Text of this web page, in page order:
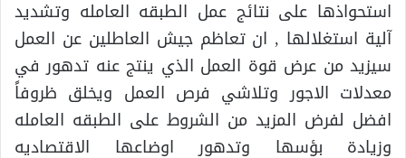
استحواذها على نتائج عمل الطبقه العامله وتشديد
آلية استغلالها , ان تعاظم جيش العاطلين عن العمل
سيزيد من عرض قوة العمل الذي ينتج عنه تدهور في
معدلات الاجور وتلاشي فرص العمل ويخلق ظروفاً
افضل لفرض المزيد من الشروط على الطبقه العامله
وزيادة بؤسها وتدهور اوضاعها الاقتصاديه